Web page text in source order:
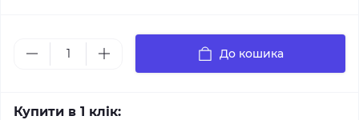
До кошика
Купити в 1 клік: